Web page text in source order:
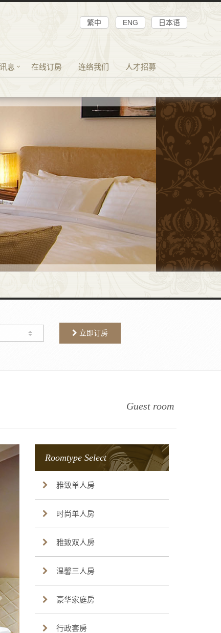
日本语
ENG
繁中
息 在线订房 连络我们 人才招募
立即订房
Guest room
Roomtype Select
雅致单人房
时尚单人房
雅致双人房
温馨三人房
豪华家庭房
行政套房